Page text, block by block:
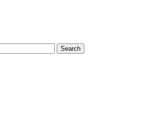
Search